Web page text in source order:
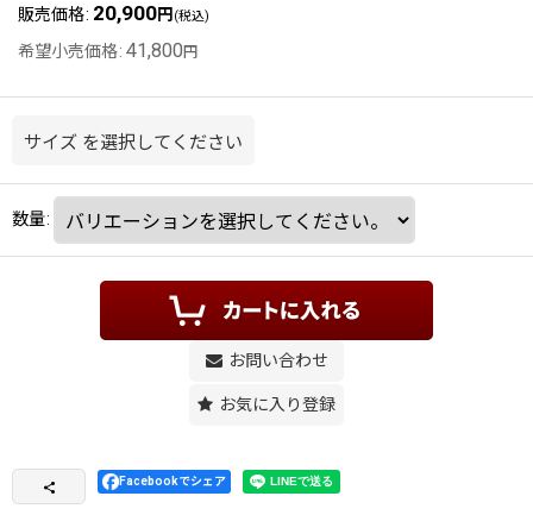
販売価格: 20,900円 (税込)
希望小売価格: 41,800 円
サイズ を選択してください
数量:
お問い合わせ
お気に入り登録
Facebookでシェア